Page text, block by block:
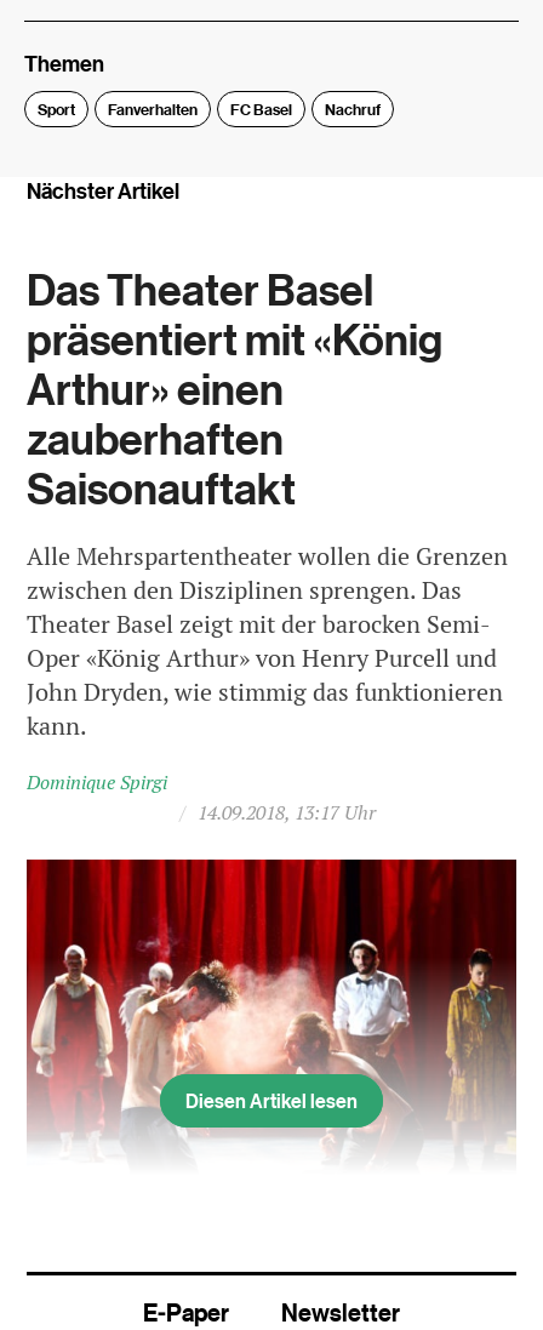
Themen
Sport Fanverhalten FC Basel Nachruf
Nächster Artikel
Das Theater Basel
präsentiert mit «König
Arthur» einen
zauberhaften
Saisonauftakt
Alle Mehrspartentheater wollen die Grenzen
zwischen den Disziplinen sprengen. Das
Theater Basel zeigt mit der barocken Semi-
Oper «König Arthur» von Henry Purcell und
John Dryden, wie stimmig das funktionieren
kann.
Dominique Spirgi
/ 14.09.2018, 13:17 Uhr
Wächter) im finalen Zweikampf.
Diesen Artikel lesen
E-Paper Newsletter